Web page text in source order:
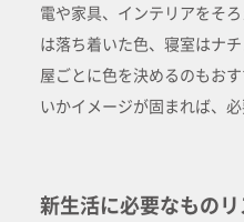
電や家具、インテリアをそ
は落ち着いた色、寝室はナ
屋ごとに色を決めるのもお
いかイメージが固まれば、
新生活に必要なもの